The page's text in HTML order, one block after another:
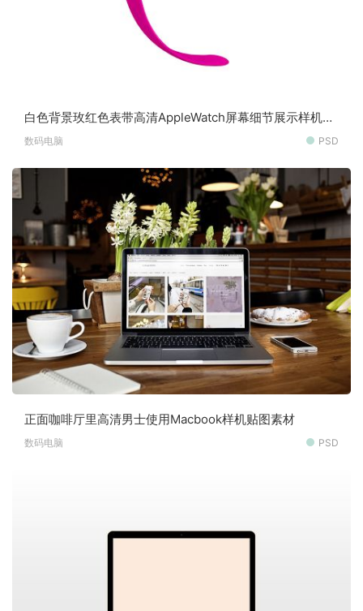
白色背景玫红色表带高清AppleWatch屏幕细节展示样机素
材
数码电脑 PSD
正面咖啡厅里高清男士使用Macbook样机贴图素材
数码电脑 PSD